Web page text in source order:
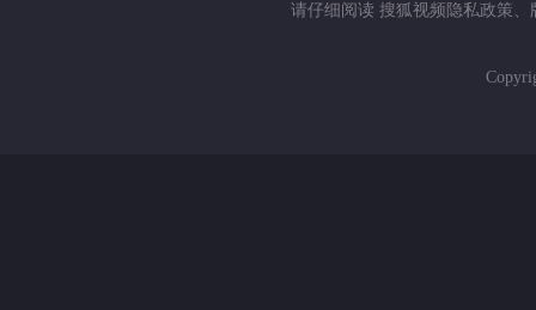
请仔细阅读 搜狐视频隐私政策 、